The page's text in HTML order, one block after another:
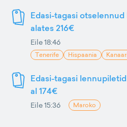
Edasi-tagasi
alates 216€
Eile 18:46
Tenerife Hispaania
Edasi-tagasi
al 174€
Eile 15:36 Maroko